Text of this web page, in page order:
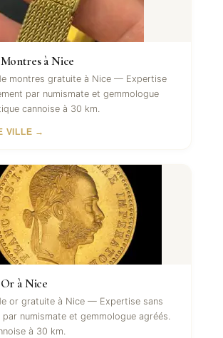
à Nice
montres gratuite à Nice — Expertise
par numismate et gemmologue
cannoise à 30 km.
VILLE →
à Nice
or gratuite à Nice — Expertise sans
numismate et gemmologue agréés.
à 30 km.